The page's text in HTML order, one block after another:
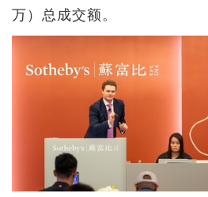
万）总成交额。